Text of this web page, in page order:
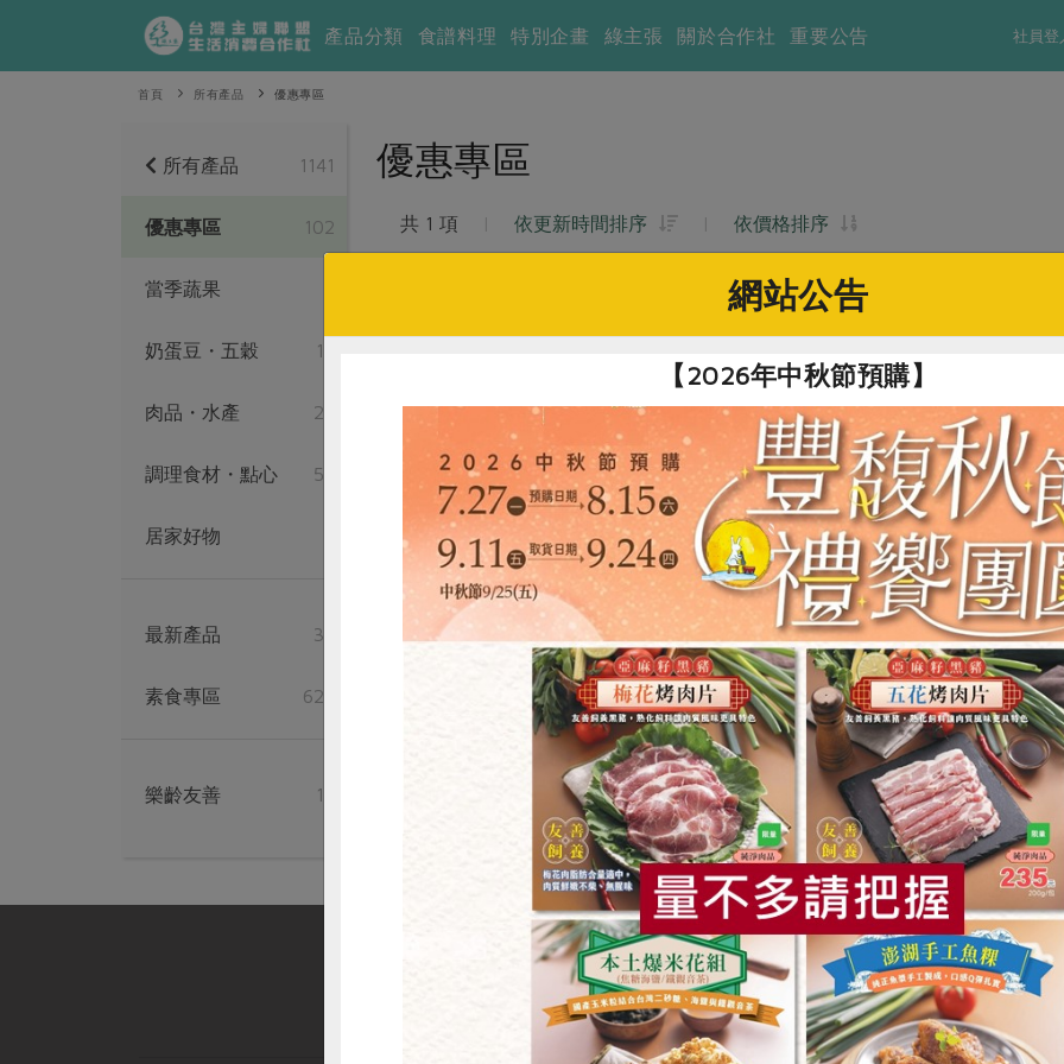
社員登
產品分類 食譜料理 特別企畫 綠主張 關於合作社 重要公告
首頁 所有產品 優惠專區
優惠專區
共 1 項 | 依更新時間排序 | 依價格排序
豪瀚國際有限公司
滷蛋白-醬香口味-175公克
175公克(35公克*5入)/包
所有產品 1141
優惠專區 102
當季蔬果
奶蛋豆・五穀 13
肉品・水產 27
調理食材・點心 54
居家好物
最新產品 35
素食專區 629
樂齡友善 17
購物說明 服務據點 加入合作社
惜食 RPET 食譜 減硝酸鹽 雞蛋 食安 共同
網站公告
【2026年中秋節預購】